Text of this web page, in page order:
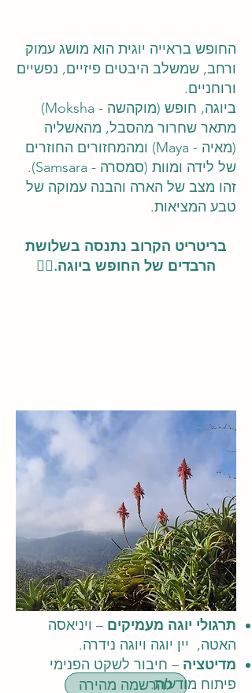
החופש בראייה יוגית הוא מושג עמוק
ורחב, שמשלב היבטים פיזיים, נפשיים
ורוחניים.
ביוגה, חופש (מוקהשה - Moksha)
מתאר שחרור מהסבל, מהאשליה
(מאיה - Maya) ומהמחזורים החוזרים
של לידה ומוות (סמסרה - Samsara).
זהו מצב של הארה והבנה עמוקה של
טבע המציאות.
בריטריט הקרוב נתנסה בשלושת
הרבדים של החופש ביוגה.🧘‍♀️
מה מחכה לכם?
תרגולי יוגה מעמיקים – ויניאסה
האטה, יין יוגה ויוגה נידרה.
מדיטציה – חיבור לשקט הפנימי
פיתוח מודעות.להרשמה מהירה